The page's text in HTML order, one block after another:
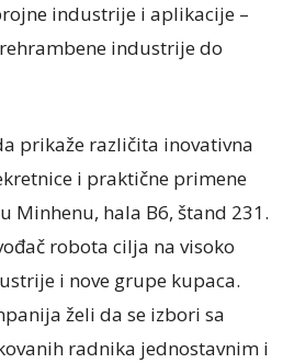
industrije i aplikacije –
industrije do
prikaže različita inovativna
i praktične primene
Minhenu, hala B6, štand 231.
robota cilja na visoko
i nove grupe kupaca.
želi da se izbori sa
radnika jednostavnim i